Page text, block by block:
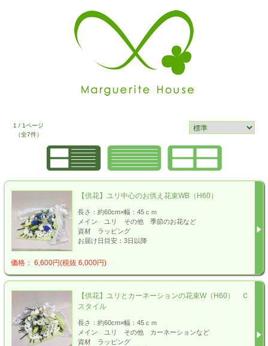
1 / 1ページ
（全7件）
【供花】ユリ中心のお供え花束WB（H60）
長さ：約60cm×幅：45ｃｍ
メイン ユリ その他 季節のお花など
資材 ラッピング
お届け日目安：3日以降
価格： 6,600円(税抜 6,000円)
【供花】ユリとカーネーションの花束W（H60） Ｃ
スタイル
長さ：約60cm×幅：45ｃｍ
メイン ユリ その他 カーネーションなど
資材 ラッピング